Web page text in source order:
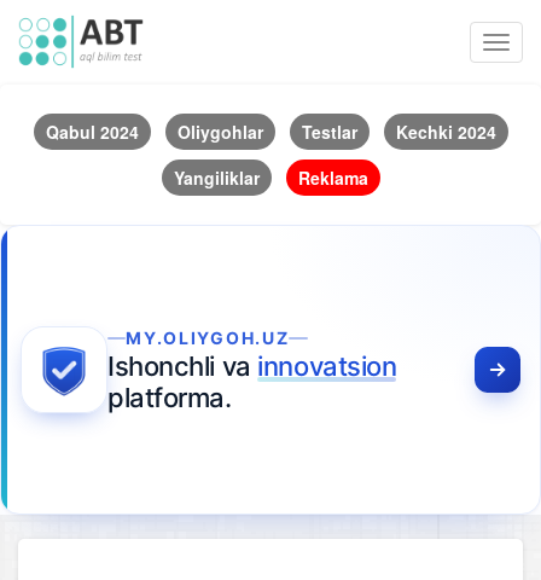
Qabul 2024 Oliygohlar Testlar
Kechki 2024
Yangiliklar
Reklama
MY.OLIYGOH.UZ
Ishonchli va innovatsion
platforma.